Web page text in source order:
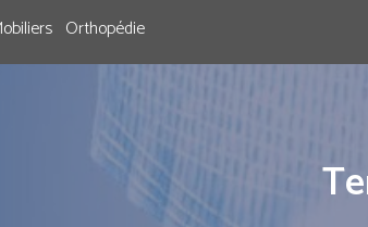
Orthopédie